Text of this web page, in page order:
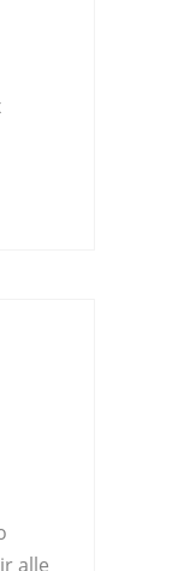
alle